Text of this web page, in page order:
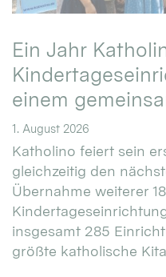
Ein Jahr
einem
1. August 2026
Katholino feiert sein
gleichzeitig den
Übernahme weiterer
insgesamt 285
größte katholische